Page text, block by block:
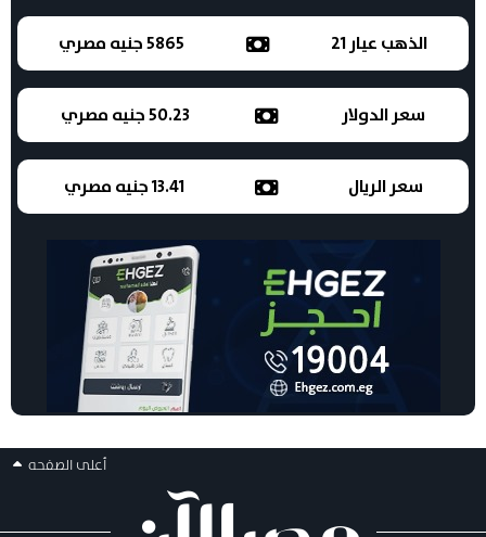
الذهب عيار 21 5865 جنيه مصري
سعر الدولار 50.23 جنيه مصري
سعر الريال 13.41 جنيه مصري
أعلى الصفحه